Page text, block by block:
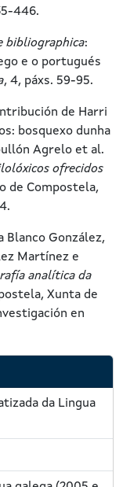
446.
bibliographica:
e o portugués
, 4, páxs. 59-95.
de Harri
bosquexo dunha
Agrelo et al.
ofrecidos
de Compostela,
Blanco González,
Martínez e
analítica da
Xunta de
en
da Lingua